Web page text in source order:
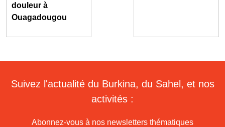
douleur à
Ouagadougou
Suivez l'actualité du Burkina, du Sahel, et nos
activités :
Abonnez-vous à nos newsletters thématiques